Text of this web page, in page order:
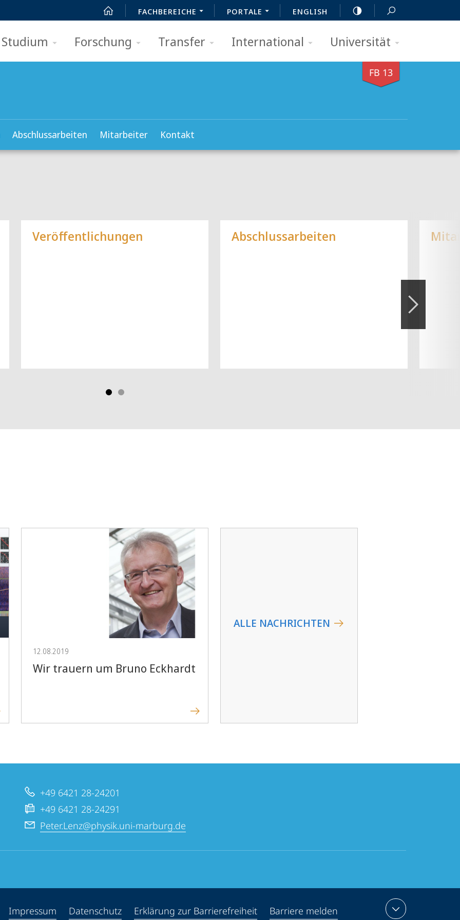
FACHBEREICHE PORTALE ENGLISH
Studium Forschung Transfer International Universität
FB 13
Abschlussarbeiten Mitarbeiter Kontakt
Veröffentlichungen Abschlussarbeiten
12.08.2019
Wir trauern um Bruno Eckhardt
ALLE NACHRICHTEN
+49 6421 28-24201
+49 6421 28-24291
Peter.Lenz@physik.uni-marburg.de
Impressum Datenschutz Erklärung zur Barrierefreiheit Barriere melden